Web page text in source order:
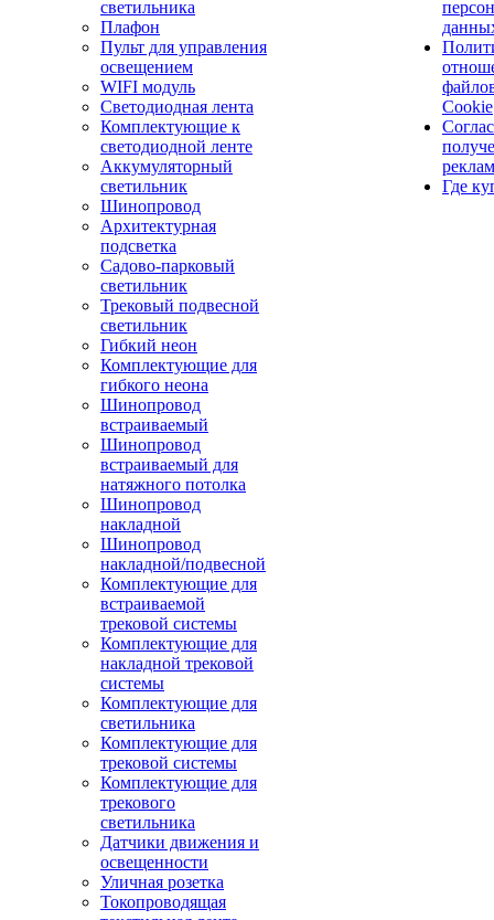
светильника
Плафон
Пульт для управления
освещением
WIFI модуль
Светодиодная лента
Комплектующие к
светодиодной ленте
Аккумуляторный
светильник
Шинопровод
Архитектурная
подсветка
Садово-парковый
светильник
Трековый подвесной
светильник
Гибкий неон
Комплектующие для
гибкого неона
Шинопровод
встраиваемый
Шинопровод
встраиваемый для
натяжного потолка
Шинопровод
накладной
Шинопровод
накладной/подвесной
Комплектующие для
встраиваемой
трековой системы
Комплектующие для
накладной трековой
системы
Комплектующие для
светильника
Комплектующие для
трековой системы
Комплектующие для
трекового
светильника
Датчики движения и
освещенности
Уличная розетка
Токопроводящая
Cookie
Где